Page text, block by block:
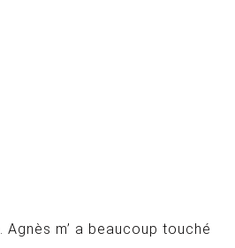
m’ a beaucoup touché